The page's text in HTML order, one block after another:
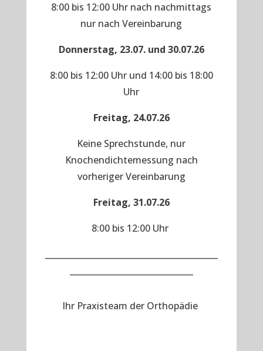
8:00 bis 12:00 Uhr nach nachmittags
nur nach Vereinbarung
Donnerstag, 23.07. und 30.07.26
8:00 bis 12:00 Uhr und 14:00 bis 18:00
Uhr
Freitag, 24.07.26
Keine Sprechstunde, nur
Knochendichtemessung nach
vorheriger Vereinbarung
Freitag, 31.07.26
8:00 bis 12:00 Uhr
Ihr Praxisteam der Orthopädie